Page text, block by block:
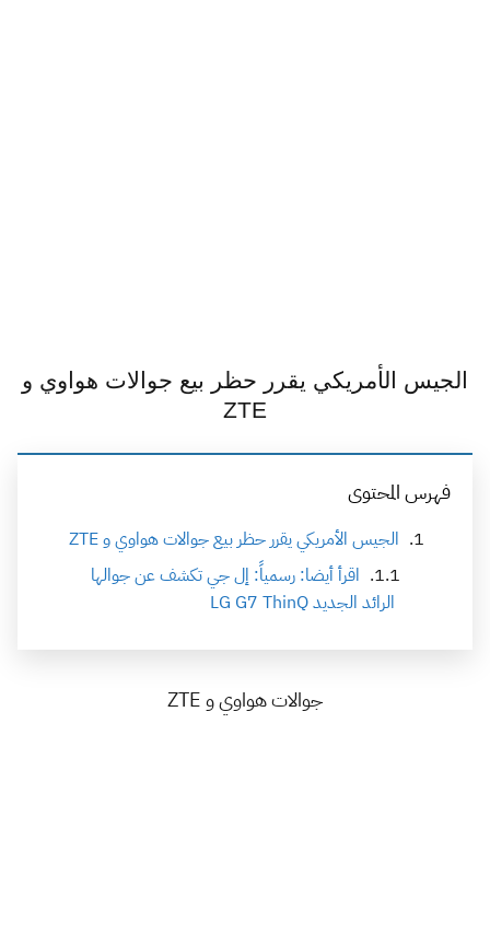
الجيس الأمريكي يقرر حظر بيع جوالات هواوي و
ZTE
فهرس المحتوى
الجيس الأمريكي يقرر حظر بيع جوالات هواوي و ZTE
اقرأ أيضا: رسمياً: إل جي تكشف عن جوالها
الرائد الجديد LG G7 ThinQ
جوالات هواوي و ZTE